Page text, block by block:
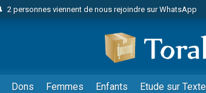
2 personnes viennent de nous rejoindre sur WhatsApp
4 personnes viennent de faire un don pour Reloger
2 personnes viennent de faire un don pour 1
17 personnes viennent de demander une bénédiction
Dons Femmes Enfants Etude sur Texte